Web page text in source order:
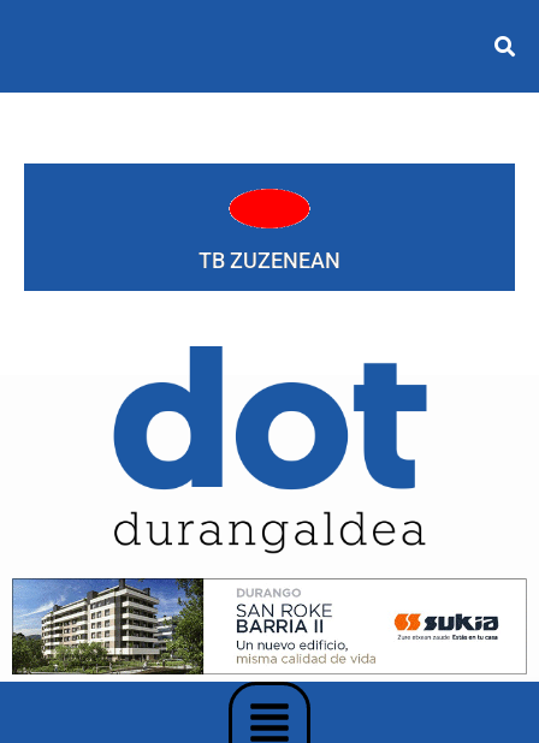
TB ZUZENEAN